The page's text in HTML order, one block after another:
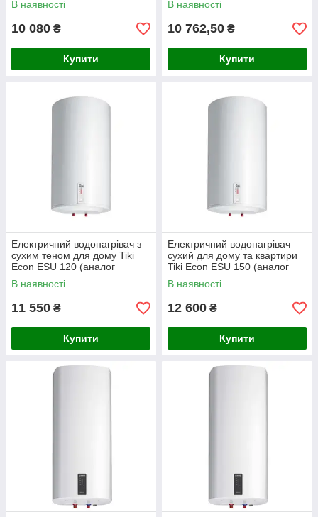
В наявності
10 080 ₴
Купити
В наявності
10 762,50 ₴
Купити
Електричний водонагрівач з
сухим теном для дому Tiki
Econ ESU 120 (аналог
Gorenje GBFU 120 SIM/V9)
В наявності
11 550 ₴
Купити
Електричний водонагрівач
сухий для дому та квартири
Tiki Econ ESU 150 (аналог
Gorenje GBFU 150 SIM/V9)
В наявності
12 600 ₴
Купити